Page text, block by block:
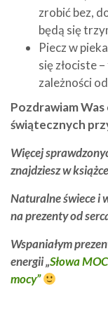
zrobić bez,
będą się
Piecz w
się złociste
zależności
Pozdrawiam Was
świątecznych
Więcej
znajdziesz w książce
Naturalne świece i
na prezenty od
Wspaniałym
energii „Słowa
mocy”